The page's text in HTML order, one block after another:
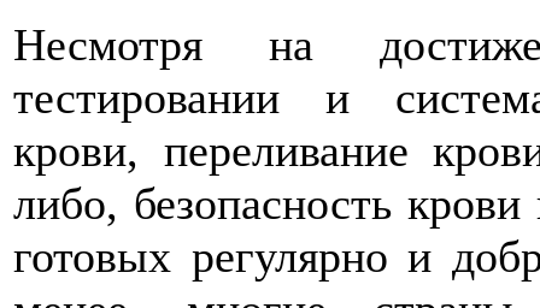
Несмотря на
тестировании и
крови, переливание
либо, безопасность
готовых регулярно и